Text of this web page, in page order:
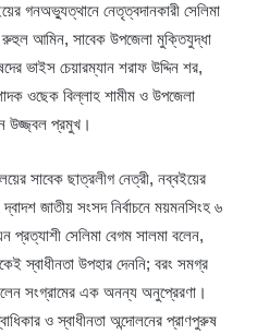
গনঅভ্যুত্থানে নেতৃত্বদানকারী সেলিমা
রুহুল আমিন, সাবেক উপজেলা মুক্তিযুদ্ধা
ভাইস চেয়ারম্যান শরাফ উদ্দিন শর,
ওছেক বিল্লাহ শামীম ও উপজেলা
উজ্জ্বল প্রমুখ।
সাবেক ছাত্রলীগ নেত্রী, নব্বইয়ের
জাতীয় সংসদ নির্বাচনে ময়মনসিংহ ৬
প্রত্যাশী সেলিমা বেগম সালমা বলেন,
স্বাধীনতা উপহার দেননি; বরং সমগ্র
সংগ্রামের এক অনন্য অনুপ্রেরণা।
ও স্বাধীনতা অন্দোলনের প্রাণপুরুষ